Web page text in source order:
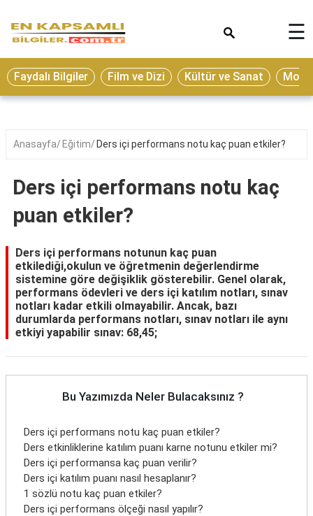
Eğitim
Ekonomi
Seyahat
Oyun
Yaşam
Hukuk
Blog
☰
Faydalı Bilgiler Film ve Dizi Kültür ve Sanat
Anasayfa Eğitim Ders içi performans notu kaç puan etkiler?
Ders içi performans notu kaç
puan etkiler?
Ders içi performans notunun kaç puan
etkilediği,okulun ve öğretmenin değerlendirme
sistemine göre değişiklik gösterebilir. Genel olarak,
performans ödevleri ve ders içi katılım notları, sınav
notları kadar etkili olmayabilir. Ancak, bazı
durumlarda performans notları, sınav notları ile aynı
etkiyi yapabilir sınav: 68,45;
Bu Yazımızda Neler Bulacaksınız ?
Ders içi performans notu kaç puan etkiler?
Ders etkinliklerine katılım puanı karne notunu etkiler mi?
Ders içi performansa kaç puan verilir?
Ders içi katılım puanı nasıl hesaplanır?
1 sözlü notu kaç puan etkiler?
Ders içi performans ölçeği nasıl yapılır?